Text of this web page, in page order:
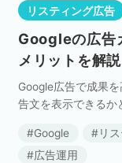
実績・事例
セミナー
株式会社メディ
リスティング広告
Googleの広告
メリットを解説
Google広告で成果
告文を表示できるか
部を自動で差し替
Google リ
広告運用